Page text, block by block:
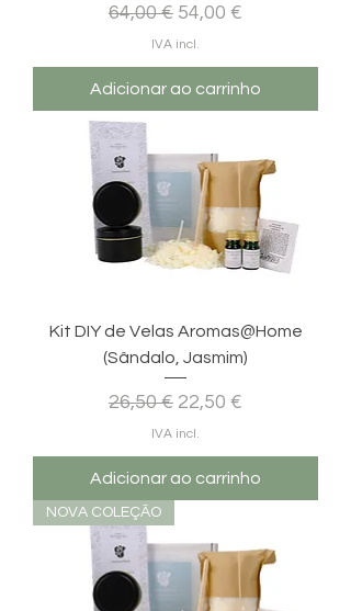
Preço normal
64,00 € Preço promocional
54,00 €
IVA incl.
Adicionar ao carrinho
Kit DIY de Velas Aromas@Home
(Sândalo, Jasmim)
Preço normal
26,50 € Preço promocional
22,50 €
IVA incl.
Adicionar ao carrinho
NOVA COLEÇÃO